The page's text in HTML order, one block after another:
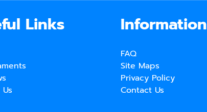
Links Information
FAQ
Site Maps
Privacy Policy
Contact Us